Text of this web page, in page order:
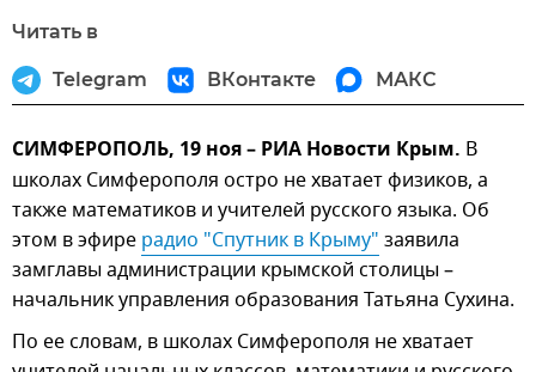
Читать в
Telegram ВКонтакте МАКС
СИМФЕРОПОЛЬ, 19 ноя – РИА Новости Крым. В
школах Симферополя остро не хватает физиков, а
также математиков и учителей русского языка. Об
этом в эфире радио "Спутник в Крыму" заявила
замглавы администрации крымской столицы –
начальник управления образования Татьяна Сухина.
По ее словам, в школах Симферополя не хватает